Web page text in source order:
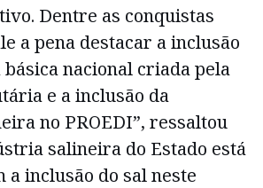
Dentre as conquistas
a pena destacar a inclusão
básica nacional criada pela
e a inclusão da
no PROEDI”, ressaltou
salineira do Estado está
a inclusão do sal neste